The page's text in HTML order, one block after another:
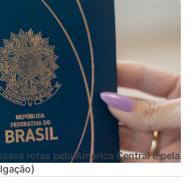
rotas pela América Central e pela